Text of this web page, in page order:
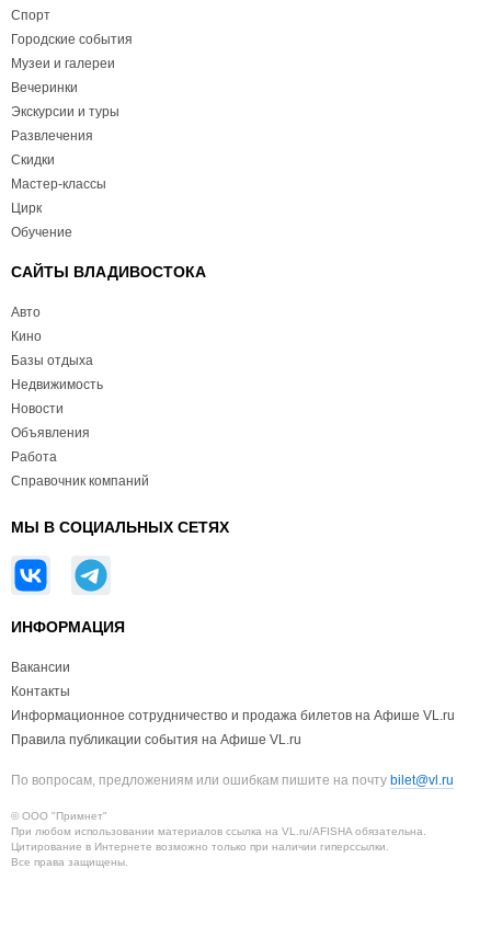
Спорт
Городские события
Музеи и галереи
Вечеринки
Экскурсии и туры
Развлечения
Скидки
Мастер-классы
Цирк
Обучение
САЙТЫ ВЛАДИВОСТОКА
Авто
Кино
Базы отдыха
Недвижимость
Новости
Объявления
Работа
Справочник компаний
МЫ В СОЦИАЛЬНЫХ СЕТЯХ
ИНФОРМАЦИЯ
Вакансии
Контакты
Информационное сотрудничество и продажа билетов на Афише VL.ru
Правила публикации события на Афише VL.ru
По вопросам, предложениям или ошибкам пишите на почту bilet@vl.ru
© ООО "Примнет"
При любом использовании материалов ссылка на VL.ru/AFISHA обязательна.
Цитирование в Интернете возможно только при наличии гиперссылки.
Все права защищены.